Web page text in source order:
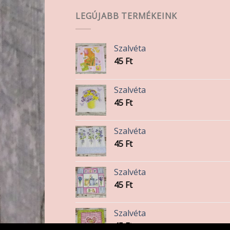
változatok
termékoldalon
választhatók
változatok
LEGÚJABB TERMÉKEINK
Szalvéta
45 Ft
Szalvéta
45 Ft
Szalvéta
45 Ft
Szalvéta
45 Ft
Szalvéta
45Ft